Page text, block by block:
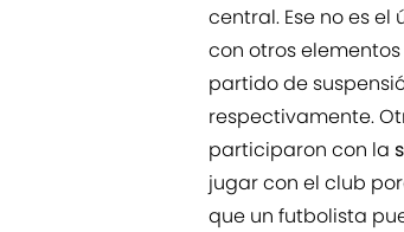
central. Ese no es
con otros
partido de
respectivamente.
participaron con la
jugar con el club
que un futbolista